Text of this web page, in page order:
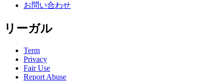
お問い合わせ
リーガル
Term
Privacy
Fair Use
Report Abuse